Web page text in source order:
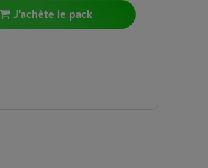
J'achète le pack